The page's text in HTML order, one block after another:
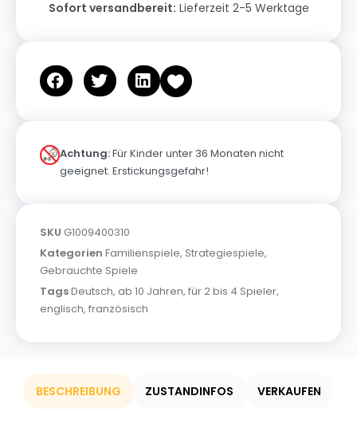
Sofort versandbereit: Lieferzeit 2-5 Werktage
Achtung:Für Kinder unter 36 Monaten nicht
geeignet. Erstickungsgefahr!
SKU G1009400310
Kategorien Familienspiele, Strategiespiele,
Gebrauchte Spiele
TagsDeutsch, ab 10 Jahren, für 2 bis 4 Spieler,
englisch, französisch
BESCHREIBUNG ZUSTANDINFOS VERKAUFEN